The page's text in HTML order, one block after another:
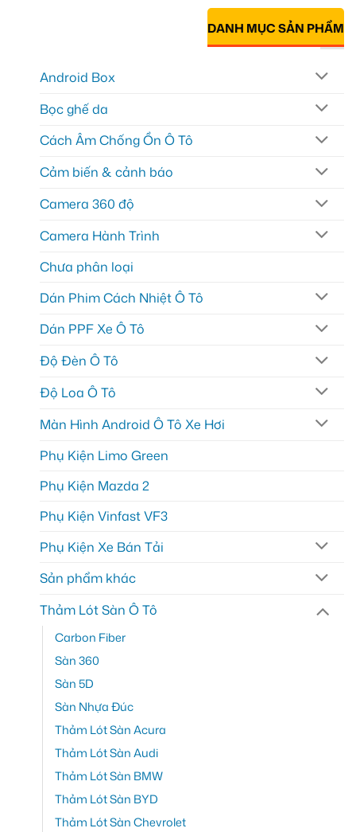
DANH MỤC SẢN PHẨM
Android Box
Bọc ghế da
Cách Âm Chống Ồn Ô Tô
Cảm biến & cảnh báo
Camera 360 độ
Camera Hành Trình
Chưa phân loại
Dán Phim Cách Nhiệt Ô Tô
Dán PPF Xe Ô Tô
Độ Đèn Ô Tô
Độ Loa Ô Tô
Màn Hình Android Ô Tô Xe Hơi
Phụ Kiện Limo Green
Phụ Kiện Mazda 2
Phụ Kiện Vinfast VF3
Phụ Kiện Xe Bán Tải
Sản phẩm khác
Thảm Lót Sàn Ô Tô
Carbon Fiber
Sàn 360
Sàn 5D
Sàn Nhựa Đúc
Thảm Lót Sàn Acura
Thảm Lót Sàn Audi
Thảm Lót Sàn BMW
Thảm Lót Sàn BYD
Thảm Lót Sàn Chevrolet